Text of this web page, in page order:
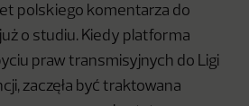
polskiego komentarza do
o studiu. Kiedy platforma
praw transmisyjnych do Ligi
zaczęła być traktowana